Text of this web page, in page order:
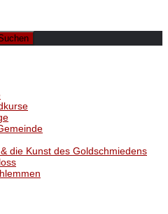
die Kunst des Goldschmiedens